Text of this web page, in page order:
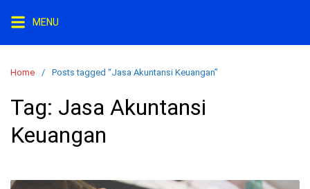
content
MENU
Home Posts tagged “Jasa Akuntansi Keuangan”
Tag: Jasa Akuntansi
Keuangan